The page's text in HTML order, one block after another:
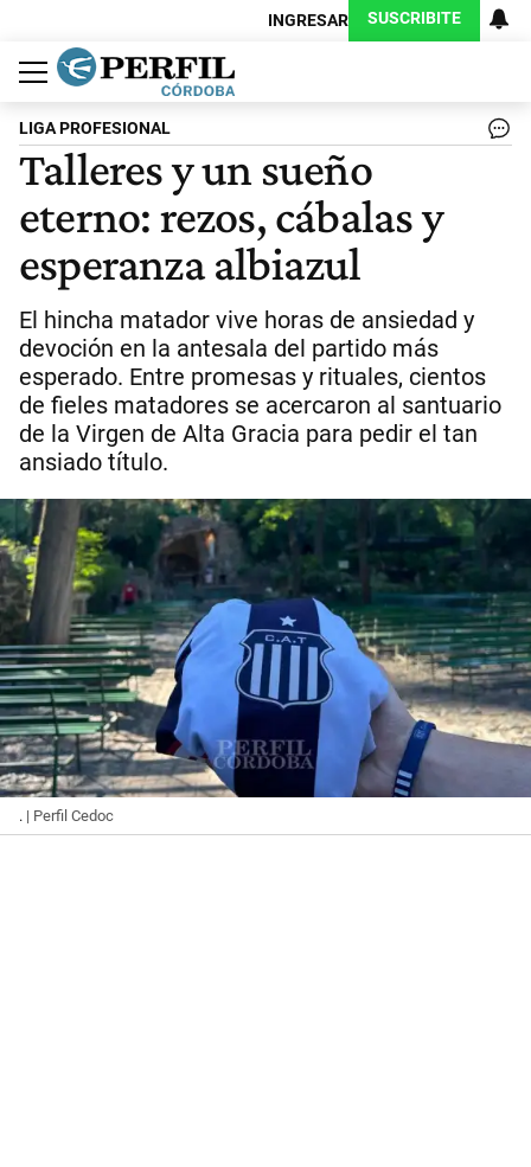
INGRESAR SUSCRIBITE
Política
Economía
Judiciales
Sociedad
Cultura
Espectáculos
Deportes
Protagonistas
LIGA PROFESIONAL
Talleres y un sueño
eterno: rezos, cábalas y
esperanza albiazul
El hincha matador vive horas de ansiedad y
devoción en la antesala del partido más
esperado. Entre promesas y rituales, cientos
de fieles matadores se acercaron al santuario
de la Virgen de Alta Gracia para pedir el tan
ansiado título.
. | Perfil Cedoc